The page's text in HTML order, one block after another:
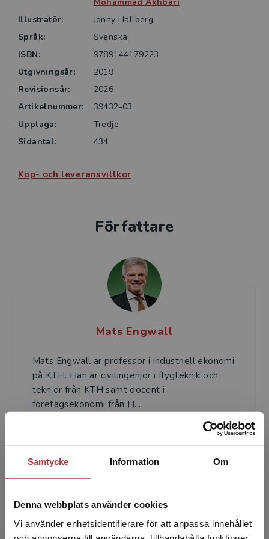
Samtycke Information Om
Denna webbplats använder cookies
Vi använder enhetsidentifierare för att anpassa innehållet
redovisning, finansiering och ekonomistyrning). Den
som fokuserar på kvalitativa begrepp och modeller
inom området. Övningsboken följer kursbokens
indelning och innehåller utförliga lösningsförslag till
alla övningsuppgifter.
Illustratör:
Jonny Hallberg
Språk:
Svenska
ISBN:
9789144179223
Utgivningsår:
2019
Revisionsår:
2026
Artikelnummer:
39432-03
Upplaga:
Tredje
Sidantal:
434
Köp- och leveransvillkor
Författare
Mats Engwall
Mats Engwall är professor i industriell ekonomi
på KTH. Han är civilingenjör i flygteknik och
tekn.dr från KTH samt docent i
företagsekonomi från H...